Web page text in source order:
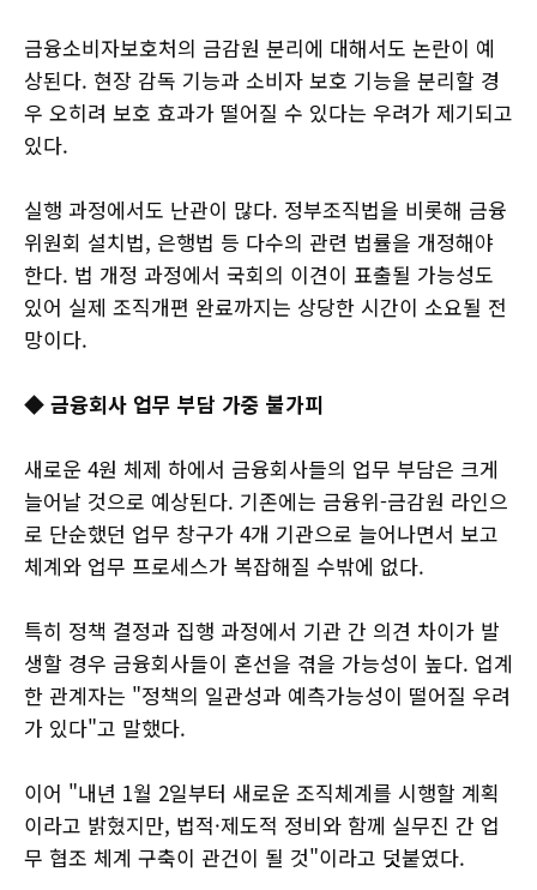
금융소비자보호처의 금감원 분리에 대해서도 논란이 예
상된다. 현장 감독 기능과 소비자 보호 기능을 분리할 경
우 오히려 보호 효과가 떨어질 수 있다는 우려가 제기되고
있다.
실행 과정에서도 난관이 많다. 정부조직법을 비롯해 금융
위원회 설치법, 은행법 등 다수의 관련 법률을 개정해야
한다. 법 개정 과정에서 국회의 이견이 표출될 가능성도
있어 실제 조직개편 완료까지는 상당한 시간이 소요될 전
망이다.
◆ 금융회사 업무 부담 가중 불가피
새로운 4원 체제 하에서 금융회사들의 업무 부담은 크게
늘어날 것으로 예상된다. 기존에는 금융위-금감원 라인으
로 단순했던 업무 창구가 4개 기관으로 늘어나면서 보고
체계와 업무 프로세스가 복잡해질 수밖에 없다.
특히 정책 결정과 집행 과정에서 기관 간 의견 차이가 발
생할 경우 금융회사들이 혼선을 겪을 가능성이 높다. 업계
한 관계자는 "정책의 일관성과 예측가능성이 떨어질 우려
가 있다"고 말했다.
이어 "내년 1월 2일부터 새로운 조직체계를 시행할 계획
이라고 밝혔지만, 법적·제도적 정비와 함께 실무진 간 업
무 협조 체계 구축이 관건이 될 것"이라고 덧붙였다.